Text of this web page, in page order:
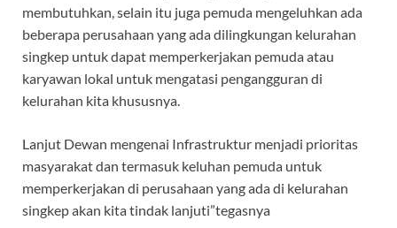
membutuhkan, selain itu juga pemuda mengeluhkan ada
beberapa perusahaan yang ada dilingkungan kelurahan
singkep untuk dapat memperkerjakan pemuda atau
karyawan lokal untuk mengatasi pengangguran di
kelurahan kita khususnya.
Lanjut Dewan mengenai Infrastruktur menjadi prioritas
masyarakat dan termasuk keluhan pemuda untuk
memperkerjakan di perusahaan yang ada di kelurahan
singkep akan kita tindak lanjuti”tegasnya